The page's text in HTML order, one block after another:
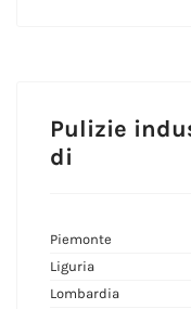
Pulizie
di
Piemonte
Liguria
Lombardia